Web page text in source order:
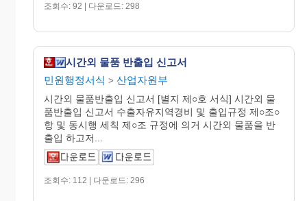
조회수: 92 | 다운로드: 298
시간외 물품 반출입 신고서
민원행정서식 > 산업자원부
시간외 물품반출입 신고서 [별지 제○호 서식] 시간외 물
품반출입 신고서 수출자유지역경비 및 출입규정 제○조○
항 및 동시행 세칙 제○조 규정에 의거 시간외 물품을 반
출입 하고저...
조회수: 112 | 다운로드: 296